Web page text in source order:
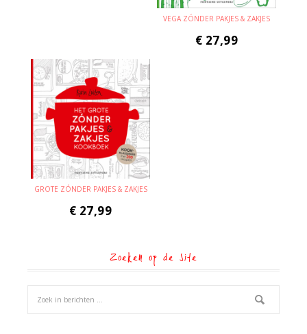
VEGA ZÓNDER PAKJES & ZAKJES
€ 27,99
GROTE ZÓNDER PAKJES & ZAKJES
€ 27,99
Zoeken op de site